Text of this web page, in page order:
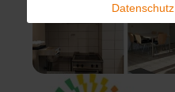
Datenschutz